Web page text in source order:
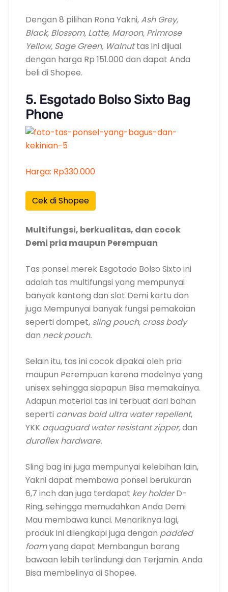
Dengan 8 pilihan Rona Yakni,Ash Grey,
Black, Blossom, Latte, Maroon, Primrose
Yellow, Sage Green, Walnuttas ini dijual
dengan harga Rp 151.000 dan dapat Anda
beli di Shopee.
5. Esgotado Bolso Sixto Bag
Phone
Harga: Rp330.000
Cek di Shopee
Multifungsi, berkualitas, dan cocok
Demi pria maupun Perempuan
Tas ponsel merek Esgotado Bolso Sixto ini
adalah tas multifungsi yang mempunyai
banyak kantong dan slot Demi kartu dan
juga Mempunyai banyak fungsi pemakaian
seperti dompet, sling pouch, cross body
dan neck pouch.
Selain itu, tas ini cocok dipakai oleh pria
maupun Perempuan karena modelnya yang
unisex sehingga siapapun Bisa memakainya.
Adapun material tas ini terbuat dari bahan
seperti canvas bold ultra water repellent,
YKK aquaguard water resistant zipper,dan
duraflex hardware.
Sling bag ini juga mempunyai kelebihan lain,
Yakni dapat membawa ponsel berukuran
6,7 inch dan juga terdapat key holderD-
Ring, sehingga memudahkan Anda Demi
Mau membawa kunci. Menariknya lagi,
produk ini dilengkapi juga dengan padded
foamyang dapat Membangun barang
bawaan lebih terlindungi dan Terjamin. Anda
Bisa membelinya di Shopee.